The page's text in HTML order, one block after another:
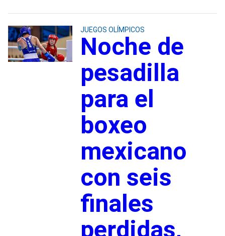
JUEGOS OLÍMPICOS
Noche de
pesadilla
para el
boxeo
mexicano
con seis
finales
perdidas,